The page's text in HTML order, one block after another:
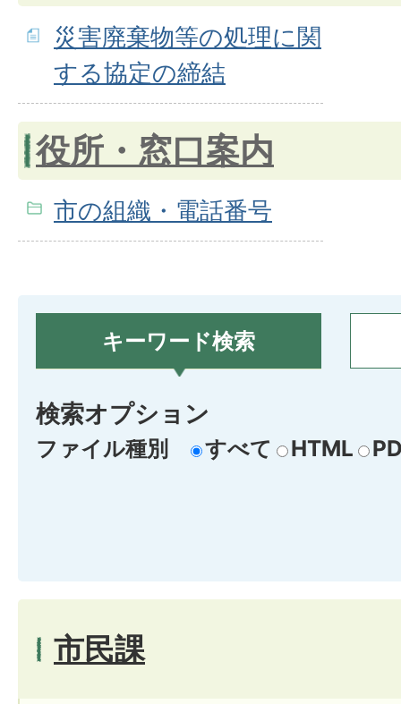
災害廃棄物等の処理に関
する協定の締結
役所・窓口案内
市の組織・電話番号
キーワード検索
検索オプション
ファイル種別 すべて HTML
市民課